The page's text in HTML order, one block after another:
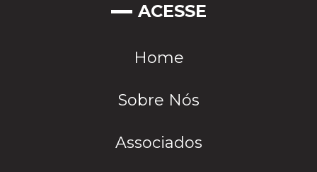
ACESSE
Home
Sobre Nós
Associados